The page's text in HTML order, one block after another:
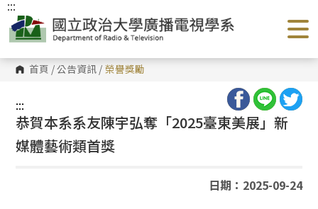
跳
到
主
要
內
容
區 首頁 /公告資訊 / 榮譽獎勵
:::
:::
恭賀本系系友陳宇弘奪「2025臺東美展」新
媒體藝術類首獎
日期：2025-09-24